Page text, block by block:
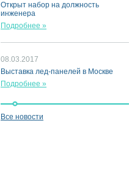
Открыт набор на должность
инженера
Подробнее »
08.03.2017
Выставка лед-панелей в Москве
Подробнее »
Все новости